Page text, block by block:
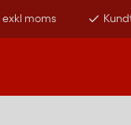
exkl moms